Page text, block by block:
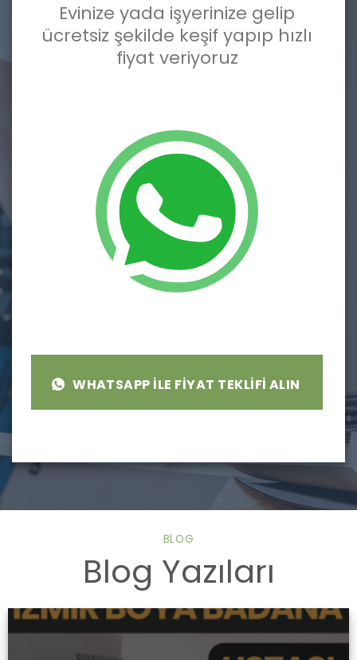
Evinize yada işyerinize gelip
ücretsiz şekilde keşif yapıp hızlı
fiyat veriyoruz
WHATSAPP ILE FIYAT TEKLIFI ALIN
BLOG
Blog Yazıları